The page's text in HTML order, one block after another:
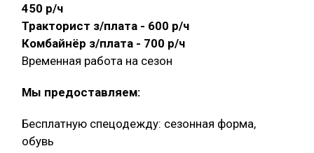
450 р/ч
Тракторист з/плата - 600 р/ч
Комбайнёр з/плата - 700 р/ч
Временная работа на сезон
Мы предоставляем:
Бесплатную спецодежду: сезонная форма,
обувь